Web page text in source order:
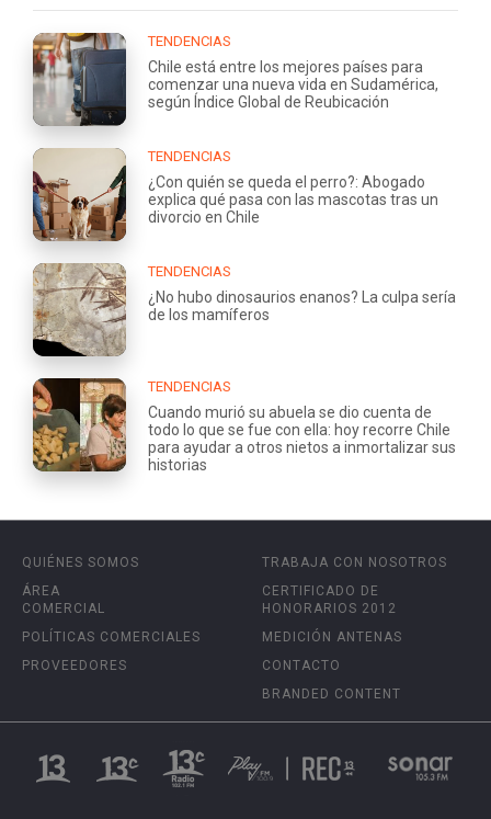
TENDENCIAS
Chile está entre los mejores países para
comenzar una nueva vida en Sudamérica,
según Índice Global de Reubicación
TENDENCIAS
¿Con quién se queda el perro?: Abogado
explica qué pasa con las mascotas tras un
divorcio en Chile
TENDENCIAS
¿No hubo dinosaurios enanos? La culpa sería
de los mamíferos
TENDENCIAS
Cuando murió su abuela se dio cuenta de
todo lo que se fue con ella: hoy recorre Chile
para ayudar a otros nietos a inmortalizar sus
historias
QUIÉNES SOMOS
ÁREA
COMERCIAL
POLÍTICAS COMERCIALES
PROVEEDORES
TRABAJA CON NOSOTROS
CERTIFICADO DE
HONORARIOS 2012
MEDICIÓN ANTENAS
CONTACTO
BRANDED CONTENT